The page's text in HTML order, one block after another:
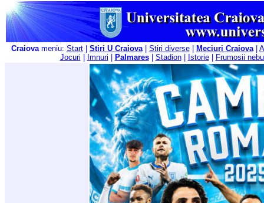
Craiovameniu: Start| Stiri U Craiova| Stiri diverse| Meciuri Craiova|
Jocuri
Imnuri Palmares| Stadion| Istorie| Frumosii